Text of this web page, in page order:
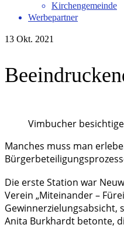
Kirchengemeinde
Werbepartner
13 Okt. 2021
Vimbucher
Manches muss man
Die erste Station war
Verein „Miteinander –
Gewinnerzielungsabsicht,
Anita Burkhardt betonte,